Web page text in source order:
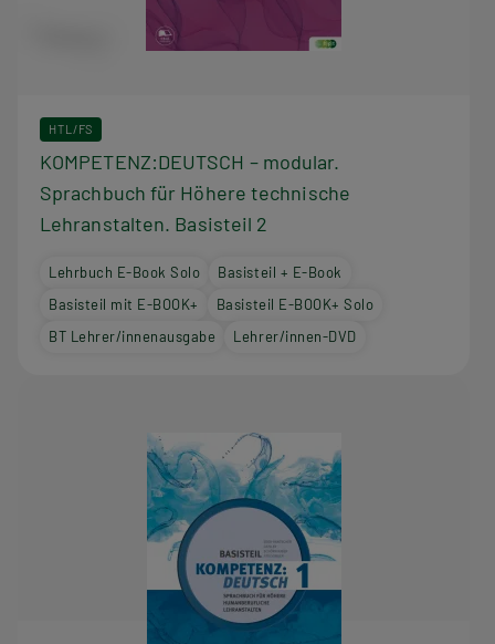
HTL/FS
KOMPETENZ:DEUTSCH – modular.
Sprachbuch für Höhere technische
Lehranstalten. Basisteil 2
Lehrbuch E-Book Solo
Basisteil + E-Book
Basisteil mit E-BOOK+
Basisteil E-BOOK+ Solo
BT Lehrer/innenausgabe
Lehrer/innen-DVD